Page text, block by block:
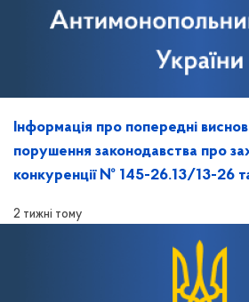
Інформація про попередні
порушення законодавства про
конкуренції № 145-26.13/13-26
комітету України
2 тижні тому